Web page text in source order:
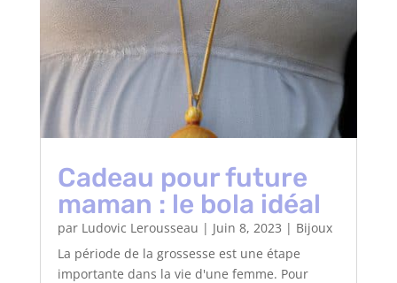
Cadeau pour future
maman : le bola idéal
par Ludovic Lerousseau | Juin 8, 2023 | Bijoux
La période de la grossesse est une étape
importante dans la vie d'une femme. Pour